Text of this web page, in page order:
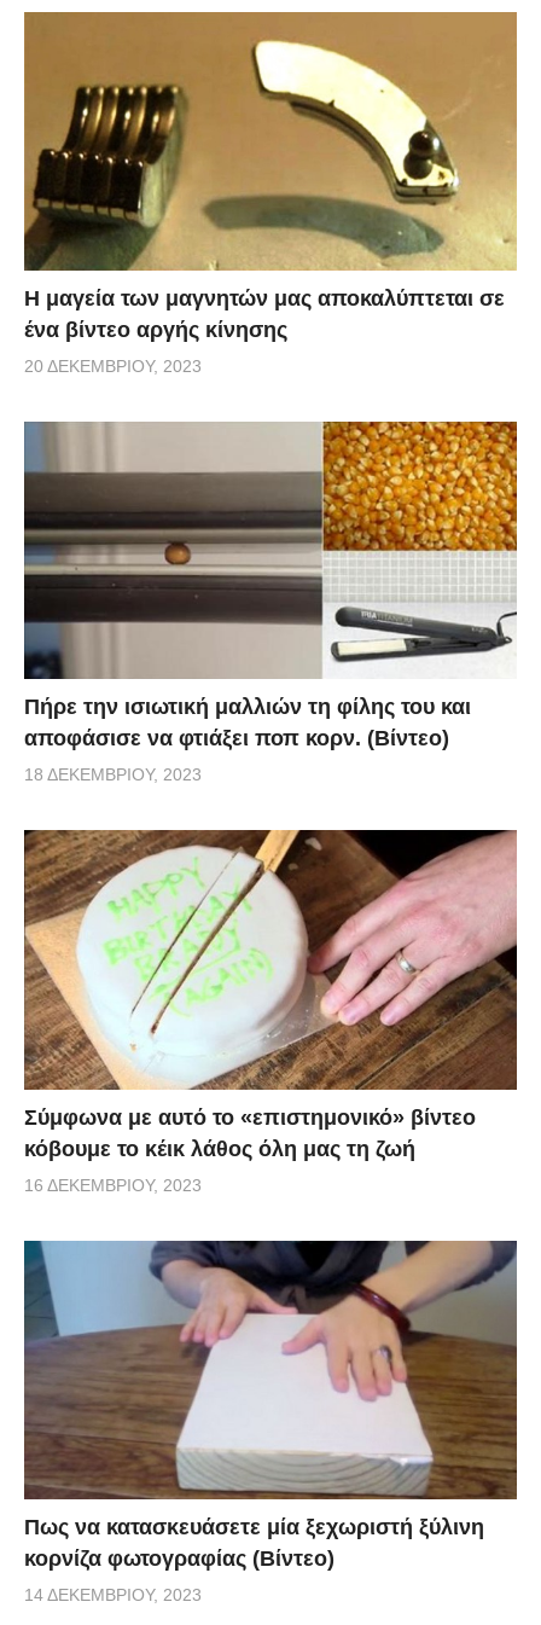
Η μαγεία των μαγνητών μας αποκαλύπτεται σε
ένα βίντεο αργής κίνησης
20 ΔΕΚΕΜΒΡΊΟΥ, 2023
Πήρε την ισιωτική μαλλιών τη φίλης του και
αποφάσισε να φτιάξει ποπ κορν. (Βίντεο)
18 ΔΕΚΕΜΒΡΊΟΥ, 2023
Σύμφωνα με αυτό το «επιστημονικό» βίντεο
κόβουμε το κέικ λάθος όλη μας τη ζωή
16 ΔΕΚΕΜΒΡΊΟΥ, 2023
Πως να κατασκευάσετε μία ξεχωριστή ξύλινη
κορνίζα φωτογραφίας (Βίντεο)
14 ΔΕΚΕΜΒΡΊΟΥ, 2023